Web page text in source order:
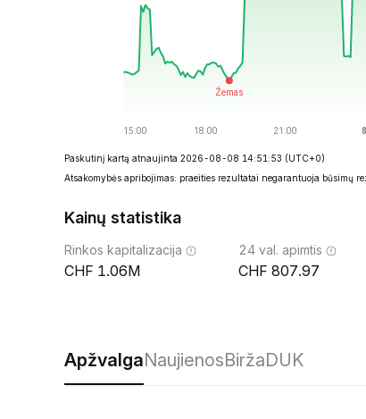
Paskutinį kartą atnaujinta 2026-08-08 14:51:53 (UTC+0)
Atsakomybės apribojimas: praeities rezultatai negarantuoja būsimų
Kainų statistika
Rinkos kapitalizacija
1.06M
24 val. apimtis
807.97
ApžvalgaNaujienosBiržaDUK